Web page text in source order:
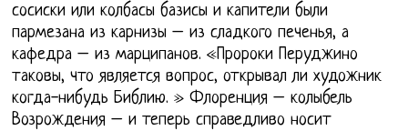
сосиски или колбасы базисы и капители были
пармезана из карнизы – из сладкого печенья, а
кафедра – из марципанов. «Пророки Перуджино
таковы, что является вопрос, открывал ли художник
когда-нибудь Библию. » Флоренция – колыбель
Возрождения – и теперь справедливо носит